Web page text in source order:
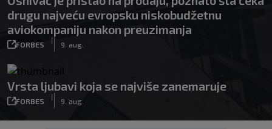
drugu najveću evropsku niskobudžetnu
aviokompaniju nakon preuzimanja
FORBES
|
9. aug.
Vrsta ljubavi koja se najviše zanemaruje
FORBES
|
9. aug.